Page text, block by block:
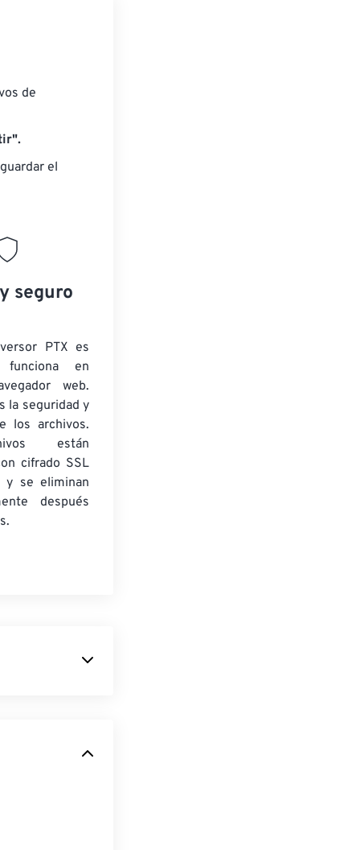
de
el
seguro
PTX es
en
web.
la seguridad y
los archivos.
están
cifrado SSL
se eliminan
después